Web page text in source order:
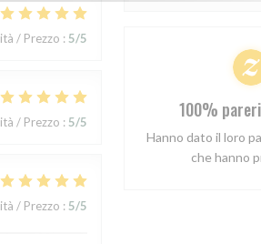
/ Prezzo : 5/5
/ Prezzo : 5/5
/ Prezzo : 5/5
100%
Hanno dato il loro
che hanno